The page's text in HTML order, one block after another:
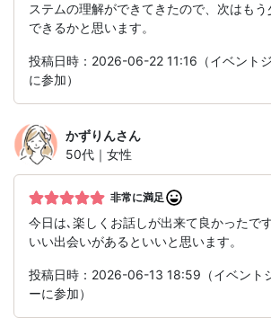
ステムの理解ができてきたので、次はも
できるかと思います。
投稿日時：2026-06-22 11:16（イベント
に参加）
かずりんさん
50代｜女性
非常に満足
今日は､楽しくお話しが出来て良かったで
いい出会いがあるといいと思います。
投稿日時：2026-06-13 18:59（イベント
ーに参加）